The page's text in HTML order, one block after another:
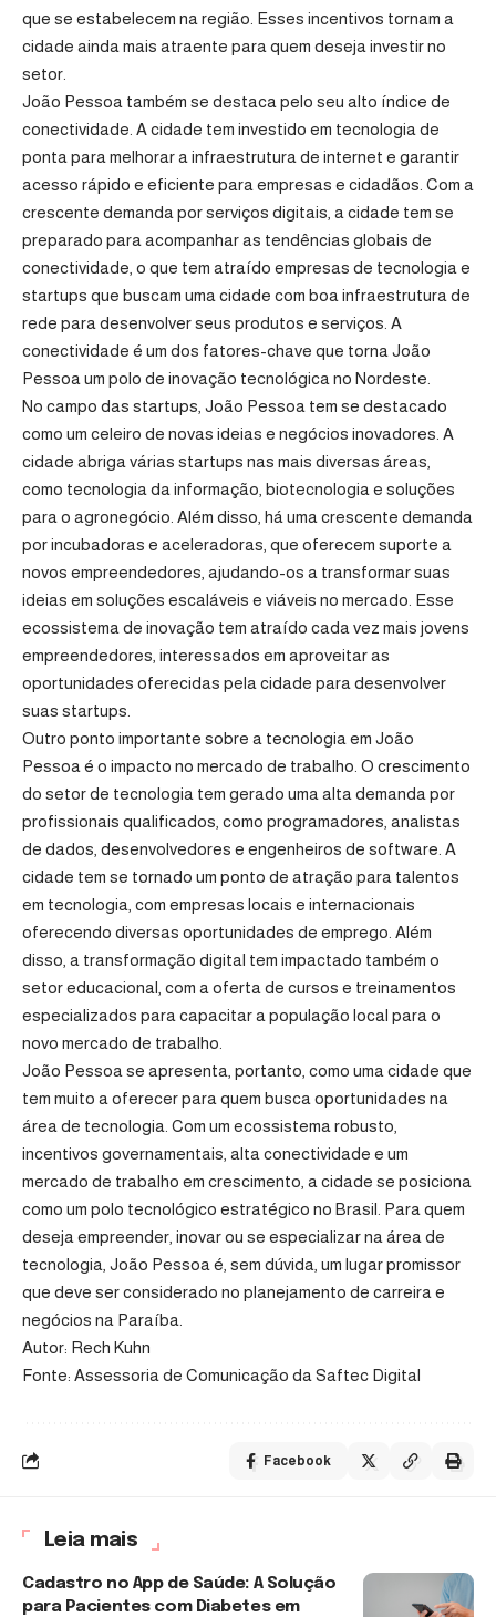
que se estabelecem na região. Esses incentivos tornam a
cidade ainda mais atraente para quem deseja investir no
setor.
João Pessoa também se destaca pelo seu alto índice de
conectividade. A cidade tem investido em tecnologia de
ponta para melhorar a infraestrutura de internet e garantir
acesso rápido e eficiente para empresas e cidadãos. Com a
crescente demanda por serviços digitais, a cidade tem se
preparado para acompanhar as tendências globais de
conectividade, o que tem atraído empresas de tecnologia e
startups que buscam uma cidade com boa infraestrutura de
rede para desenvolver seus produtos e serviços. A
conectividade é um dos fatores-chave que torna João
Pessoa um polo de inovação tecnológica no Nordeste.
No campo das startups, João Pessoa tem se destacado
como um celeiro de novas ideias e negócios inovadores. A
cidade abriga várias startups nas mais diversas áreas,
como tecnologia da informação, biotecnologia e soluções
para o agronegócio. Além disso, há uma crescente demanda
por incubadoras e aceleradoras, que oferecem suporte a
novos empreendedores, ajudando-os a transformar suas
ideias em soluções escaláveis e viáveis no mercado. Esse
ecossistema de inovação tem atraído cada vez mais jovens
empreendedores, interessados em aproveitar as
oportunidades oferecidas pela cidade para desenvolver
suas startups.
Outro ponto importante sobre a tecnologia em João
Pessoa é o impacto no mercado de trabalho. O crescimento
do setor de tecnologia tem gerado uma alta demanda por
profissionais qualificados, como programadores, analistas
de dados, desenvolvedores e engenheiros de software. A
cidade tem se tornado um ponto de atração para talentos
em tecnologia, com empresas locais e internacionais
oferecendo diversas oportunidades de emprego. Além
disso, a transformação digital tem impactado também o
setor educacional, com a oferta de cursos e treinamentos
especializados para capacitar a população local para o
novo mercado de trabalho.
João Pessoa se apresenta, portanto, como uma cidade que
tem muito a oferecer para quem busca oportunidades na
área de tecnologia. Com um ecossistema robusto,
incentivos governamentais, alta conectividade e um
mercado de trabalho em crescimento, a cidade se posiciona
como um polo tecnológico estratégico no Brasil. Para quem
deseja empreender, inovar ou se especializar na área de
tecnologia, João Pessoa é, sem dúvida, um lugar promissor
que deve ser considerado no planejamento de carreira e
negócios na Paraíba.
Autor: Rech Kuhn
Fonte: Assessoria de Comunicação da Saftec Digital
Facebook
Leia mais
Cadastro no App de Saúde: A Solução
para Pacientes com Diabetes em